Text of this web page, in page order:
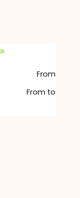
From
From to